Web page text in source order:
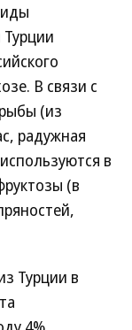
В связи с
(из
радужная
в
(в
Турции в